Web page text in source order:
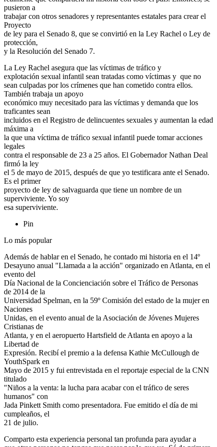
pusieron a
trabajar con otros senadores y representantes estatales para crear el
Proyecto
de ley para el Senado 8, que se convirtió en la Ley Rachel o Ley de
protección,
y la Resolución del Senado 7.
La Ley Rachel asegura que las víctimas de tráfico y
explotación sexual infantil sean tratadas como víctimas y que no
sean culpadas por los crímenes que han cometido contra ellos.
También trabaja un apoyo
económico muy necesitado para las víctimas y demanda que los
traficantes sean
incluidos en el Registro de delincuentes sexuales y aumentan la edad
máxima a
la que una víctima de tráfico sexual infantil puede tomar acciones
legales
contra el responsable de 23 a 25 años. El Gobernador Nathan Deal
firmó la ley
el 5 de mayo de 2015, después de que yo testificara ante el Senado.
Es el primer
proyecto de ley de salvaguarda que tiene un nombre de un
superviviente. Yo soy
esa superviviente.
Pin
Lo más popular
Además de hablar en el Senado, he contado mi historia en el 14º
Desayuno anual "Llamada a la acción" organizado en Atlanta, en el
evento del
Día Nacional de la Concienciación sobre el Tráfico de Personas
de 2014 de la
Universidad Spelman, en la 59º Comisión del estado de la mujer en
Naciones
Unidas, en el evento anual de la Asociación de Jóvenes Mujeres
Cristianas de
Atlanta, y en el aeropuerto Hartsfield de Atlanta en apoyo a la
Libertad de
Expresión. Recibí el premio a la defensa Kathie McCullough de
YouthSpark en
Mayo de 2015 y fui entrevistada en el reportaje especial de la CNN
titulado
"Niños a la venta: la lucha para acabar con el tráfico de seres
humanos" con
Jada Pinkett Smith como presentadora. Fue emitido el día de mi
cumpleaños, el
21 de julio.
Comparto esta experiencia personal tan profunda para ayudar a